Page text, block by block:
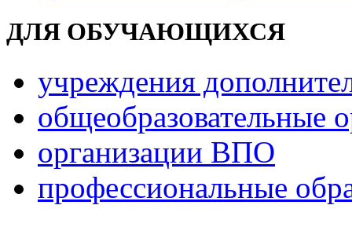
ДЛЯ ОБУЧАЮЩИХСЯ
учреждения
общеобразовательные
организации ВПО
профессиональные